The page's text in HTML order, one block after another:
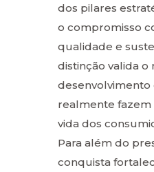
dos pilares
o compromisso
qualidade e
distinção valida o
realmente fazem
vida dos
Para além do
conquista